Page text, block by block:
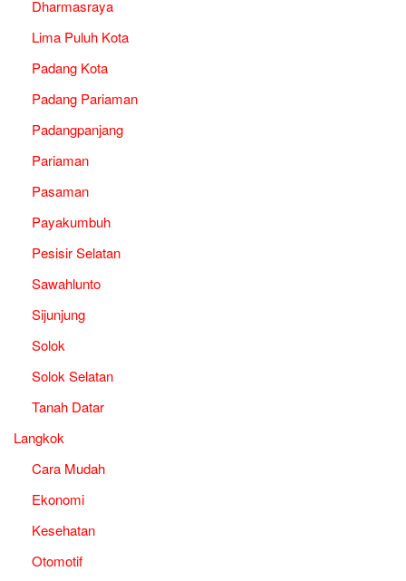
Dharmasraya
Lima Puluh Kota
Padang Kota
Padang Pariaman
Padangpanjang
Pariaman
Pasaman
Payakumbuh
Pesisir Selatan
Sawahlunto
Sijunjung
Solok
Solok Selatan
Tanah Datar
Langkok
Cara Mudah
Ekonomi
Kesehatan
Otomotif